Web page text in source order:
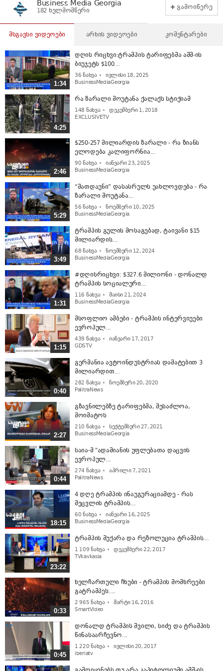
გამოიწერე
Business Media Georgia
182 ხელმომწერი
მსგავსი ვიდეოები არხის ვიდეოები კომენტარები
1:34
დღის რიცხვი:ტრამპის ტარიფებმა აშშ-ის
ბიუჯეტს $100...
36 ნახვა
ივლისი 18, 2025
BusinessMediaGeorgia
4:25
რა ზარალი მოუტანა ქალაქს სტიქიამ
148 ნახვა
დეკემბერი 1, 2018
EXCLUSIVETV
2:46
$250-257 მილიარდის ზარალი - რა ზიანს
ელოდება კალიფორნია...
90 ნახვა
იანვარი 23, 2025
BusinessMediaGeorgia
5:29
“შათდაუნი” დასასრულს უახლოვდება - რა
ზარალი მოუტანა...
56 ნახვა
ნოემბერი 10, 2025
BusinessMediaGeorgia
3:49
ტრამპის გულის მოსაგებად, ტაივანი $15
მილიარდის...
68 ნახვა
ნოემბერი 12, 2024
BusinessMediaGeorgia
1:31
#დღისრიცხვი: $327.6 მილიონი - დონალდ
ტრამპის სოციალური...
116 ნახვა
მაისი 21, 2024
BusinessMediaGeorgia
1:15
მსოფლიო ამბები - ტრამპის ინტერვიუები
ევროპულ...
439 ნახვა
იანვარი 17, 2017
GDSTV
0:40
გერმანია ავტოინდუსტრიას დამატებით 3
მილიარდით...
282 ნახვა
ნოემბერი 20, 2020
PalitraNews
2:27
გზავნილებზე ტარიფებმა, შესაძლოა,
მოიმატოს
210 ნახვა
სექტემბერი 27, 2021
BusinessMediaGeorgia
0:44
საია-მ "ადამიანის უფლებათა დაცვის
ევროპულ...
274 ნახვა
აპრილი 7, 2021
PalitraNews
18:15
4 დღე ტრამპის ინაუგურაციამდე - რას
შეცვლის ტრამპის...
60 ნახვა
იანვარი 16, 2025
BusinessMediaGeorgia
23:22
ტრამპის მუქარა და რეზოლუცია ტრამპის...
1 109 ნახვა
დეკემბერი 22, 2017
TVkavkasia
0:33
ხელჩართული ჩხუბი - ტრამპის მომხრეები
გატრამპეს....
2 965 ნახვა
მარტი 16, 2016
SmartVideo
0:45
დონალდ ტრამპის შვილი, სიძე და ტრამპის
წინასაარჩევნო...
1 220 ნახვა
ივლისი 20, 2017
iberiatv